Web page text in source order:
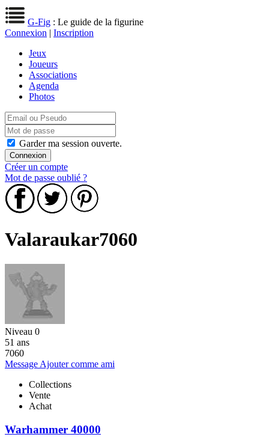
G-Fig : Le guide de la figurine
Connexion | Inscription
Jeux
Joueurs
Associations
Agenda
Photos
Garder ma session ouverte.
Créer un compte
Mot de passe oublié ?
Valaraukar7060
Niveau 0
51 ans
7060
Message Ajouter comme ami
Collections
Vente
Achat
Warhammer 40000